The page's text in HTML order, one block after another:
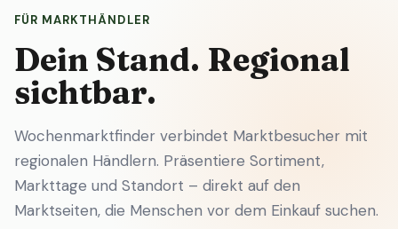
FÜR MARKTHÄNDLER
Dein Stand. Regional
sichtbar.
Wochenmarktfinder verbindet Marktbesucher mit
regionalen Händlern. Präsentiere Sortiment,
Markttage und Standort – direkt auf den
Marktseiten, die Menschen vor dem Einkauf suchen.